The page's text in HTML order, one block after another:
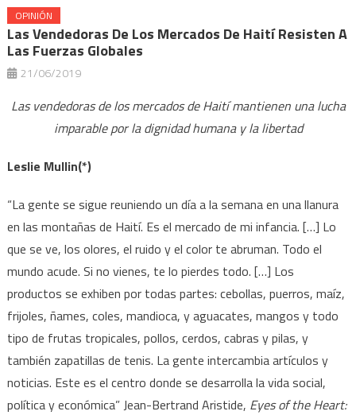
OPINIÓN
Las Vendedoras De Los Mercados De Haití Resisten A
Las Fuerzas Globales
21/06/2019
Las vendedoras de los mercados de Haití mantienen una lucha
imparable por la dignidad humana y la libertad
Leslie Mullin(*)
“La gente se sigue reuniendo un día a la semana en una llanura
en las montañas de Haití. Es el mercado de mi infancia. […] Lo
que se ve, los olores, el ruido y el color te abruman. Todo el
mundo acude. Si no vienes, te lo pierdes todo. […] Los
productos se exhiben por todas partes: cebollas, puerros, maíz,
frijoles, ñames, coles, mandioca, y aguacates, mangos y todo
tipo de frutas tropicales, pollos, cerdos, cabras y pilas, y
también zapatillas de tenis. La gente intercambia artículos y
noticias. Este es el centro donde se desarrolla la vida social,
política y económica” Jean-Bertrand Aristide, Eyes of the Heart: